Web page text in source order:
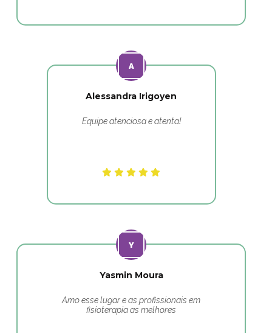
Alessandra Irigoyen
Equipe atenciosa e atenta!
Yasmin Moura
Amo esse lugar e as profissionais em
fisioterapia as melhores